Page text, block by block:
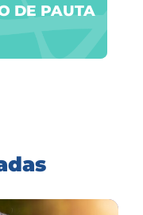
DE PAUTA